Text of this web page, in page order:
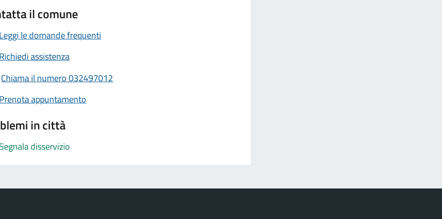
il comune
Leggi le domande frequenti
Richiedi assistenza
Chiama il numero 032497012
Prenota appuntamento
in città
Segnala disservizio